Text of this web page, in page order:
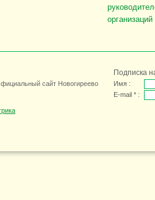
организаций
сайт Новогиреево
Подписка
Имя :
E-mail * :